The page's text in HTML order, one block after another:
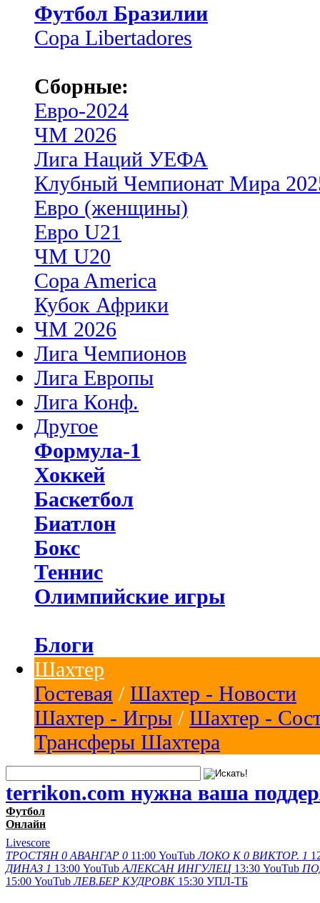
Футбол Бразилии
Copa Libertadores
Сборные:
Евро-2024
ЧМ 2026
Лига Наций УЕФА
Клубный Чемпионат Мира
Евро (женщины)
Евро U21
ЧМ U20
Copa America
Кубок Африки
ЧМ 2026
Лига Чемпионов
Лига Европы
Лига Конф.
Другое
Формула-1
Хоккей
Баскетбол
Биатлон
Бокс
Теннис
Олимпийские игры
Блоги
Шахтер
Гостевая / Шахтер - Новости
Шахтер - Игры / Шахтер -
Трансферы Шахтера
terrikon.com нужна ваша
Футбол
Онлайн
Livescore
ТРОСТЯН 0 АВАНГАР 0 11:00 YouTub ЛОКО К 0 ВИКТОР. 1
ДИНАЗ 1 13:00 YouTub АЛЕКСАН ИНГУЛЕЦ 13:30 YouTub
15:00 YouTub ЛЕВ.БЕР КУДРОВК 15:30 УПЛ-ТБ